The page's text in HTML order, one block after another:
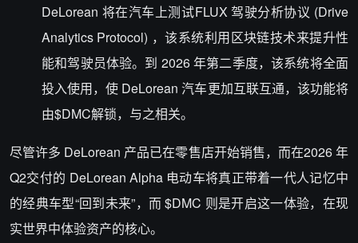
DeLorean 将在汽车上测试FLUX 驾驶分析协议 (Drive
Analytics Protocol) ，该系统利用区块链技术来提升性
能和驾驶员体验。到 2026 年第二季度，该系统将全面
投入使用，使 DeLorean 汽车更加互联互通，该功能将
由$DMC解锁，与之相关。
尽管许多 DeLorean 产品已在零售店开始销售，而在2026 年
Q2交付的 DeLorean Alpha 电动车将真正带着一代人记忆中
的经典车型“回到未来”，而 $DMC 则是开启这一体验，在现
实世界中体验资产的核心。